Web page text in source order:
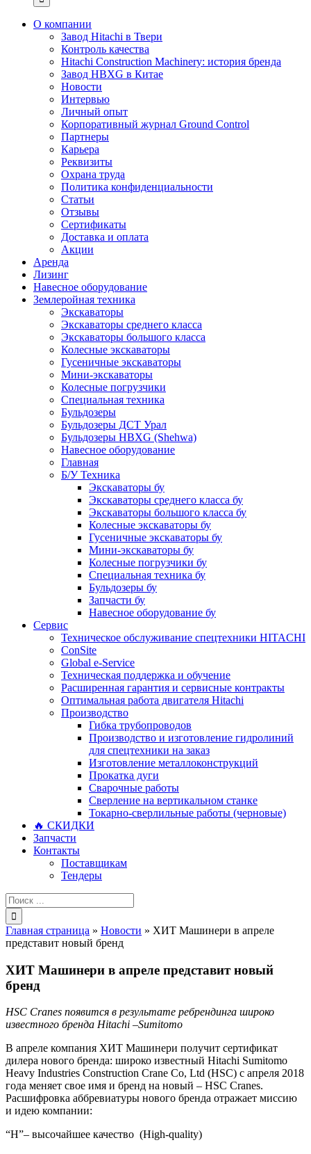
О компании
Завод Hitachi в Твери
Контроль качества
Hitachi Construction Machinery: история бренда
Завод HBXG в Китае
Новости
Интервью
Личный опыт
Корпоративный журнал Ground Control
Партнеры
Карьера
Реквизиты
Охрана труда
Политика конфиденциальности
Статьи
Отзывы
Сертификаты
Доставка и оплата
Акции
Аренда
Лизинг
Навесное оборудование
Землеройная техника
Экскаваторы
Экскаваторы среднего класса
Экскаваторы большого класса
Колесные экскаваторы
Гусеничные экскаваторы
Мини-экскаваторы
Колесные погрузчики
Специальная техника
Бульдозеры
Бульдозеры ДСТ Урал
Бульдозеры HBXG (Shehwa)
Навесное оборудование
Главная
Б/У Техника
Экскаваторы бу
Экскаваторы среднего класса бу
Экскаваторы большого класса бу
Колесные экскаваторы бу
Гусеничные экскаваторы бу
Мини-экскаваторы бу
Колесные погрузчики бу
Специальная техника бу
Бульдозеры бу
Запчасти бу
Навесное оборудование бу
Сервис
Техническое обслуживание спецтехники HITACHI
ConSite
Global e-Service
Техническая поддержка и обучение
Расширенная гарантия и сервисные контракты
Оптимальная работа двигателя Hitachi
Производство
Гибка трубопроводов
Производство и изготовление гидролиний
для спецтехники на заказ
Изготовление металлоконструкций
Прокатка дуги
Сварочные работы
Сверление на вертикальном станке
Токарно-сверлильные работы (черновые)
🔥 СКИДКИ
Запчасти
Контакты
Поставщикам
Тендеры
Результат
поиска:
Главная страница » Новости » ХИТ Машинери в апреле
представит новый бренд
ХИТ Машинери в апреле представит новый
бренд
HSC Cranes появится в результате ребрендинга широко
известного бренда Hitachi –Sumitomo
В апреле компания ХИТ Машинери получит сертификат
дилера нового бренда: широко известный Hitachi Sumitomo
Heavy Industries Construction Crane Co, Ltd (HSC) с апреля 2018
года меняет свое имя и бренд на новый – HSC Cranes.
Расшифровка аббревиатуры нового бренда отражает миссию
и идею компании:
“H”– высочайшее качество (High-quality)